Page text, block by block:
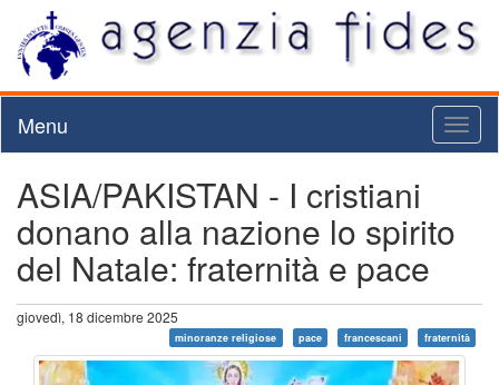
Menu
ASIA/PAKISTAN - I cristiani
donano alla nazione lo spirito
del Natale: fraternità e pace
giovedì, 18 dicembre 2025
minoranze religiose pace francescani fraternità